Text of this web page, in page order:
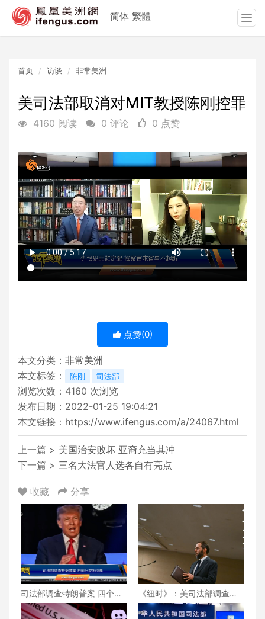
首页 访谈 非常美洲
美司法部取消对MIT教授陈刚控罪
4160 阅读 0 评论 0 点赞
点赞(0)
本文分类： 非常美洲
本文标签：
陈刚 司法部
浏览次数： 4160 次浏览
发布日期：2022-01-25 19:04:21
本文链接： https://www.ifengus.com/a/24067.html
上一篇 > 美国治安败坏 亚裔充当其冲
下一篇 > 三名大法官人选各自有亮点
收藏 分享
司法部调查特朗普案 四个月
花920万
《纽时》：美司法部调查特
朗普案 四个月花920万美元
简体 繁體
T
o
n
a
g
t
o
n